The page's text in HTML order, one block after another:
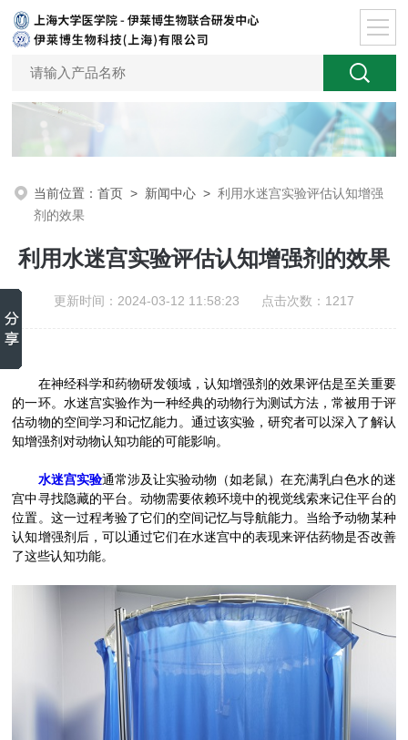
当前位置：首页 > 新闻中心 >利用水迷宫实验评估认知增强
剂的效果
利用水迷宫实验评估认知增强剂的效果
更新时间：2024-03-12 11:58:23 点击次数：1217
在神经科学和药物研发领域，认知增强剂的效果评估是至关重要
的一环。水迷宫实验作为一种经典的动物行为测试方法，常被用于评
估动物的空间学习和记忆能力。通过该实验，研究者可以深入了解认
知增强剂对动物认知功能的可能影响。
水迷宫实验通常涉及让实验动物（如老鼠）在充满乳白色水的迷
宫中寻找隐藏的平台。动物需要依赖环境中的视觉线索来记住平台的
位置。这一过程考验了它们的空间记忆与导航能力。当给予动物某种
认知增强剂后，可以通过它们在水迷宫中的表现来评估药物是否改善
了这些认知功能。